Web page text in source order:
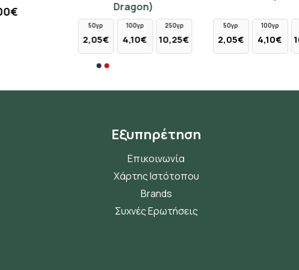
Dragon)
100γρ
4,10€
250γρ
10,25€ 2,05€
100γρ
4,10€
250γρ
10,25€
Εξυπηρέτηση
Επικοινωνία
Χάρτης Ιστότοπου
Brands
Συχνές Ερωτήσεις